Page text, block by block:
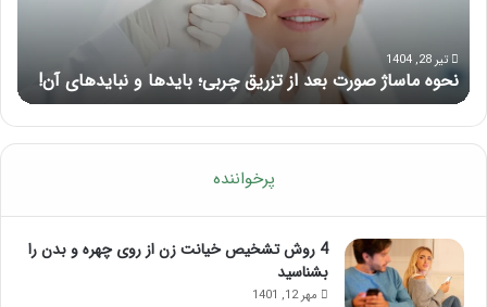
مهر 8, 1404
آموزش شکستن قولنج در خانه
پرخواننده
4 روش تشخیص خیانت زن از روی چهره و بدن را
بشناسید
مهر 12, 1401